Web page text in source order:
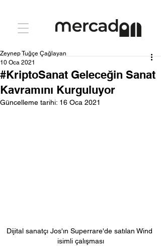
#KriptoSanat Geleceğin Sanat
Kavramını Kurguluyor
Zeynep Tuğçe Çağlayan
10 Oca 2021
Güncelleme tarihi: 16 Oca 2021
Dijital sanatçı Jos'ın Superrare'de satılan Wind
isimli çalışması